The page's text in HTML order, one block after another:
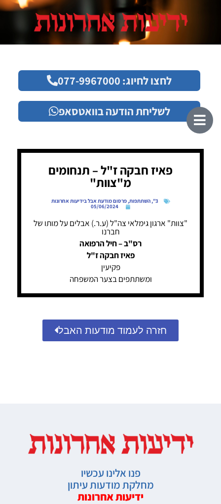
לחצו לחיוג: 077-9967000
לשליחת הודעה בוואטסאפ
פאיז חבקה ז"ל – תנחומים
מ"צוות"
3"
,השתתפות,פרסום מודעת אבל בידיעות אחרונות
05/06/2024
"צוות" ארגון גימלאי צה"ל (ע.ר.) אבלים על מותו של
חברנו
רס"ב – חיל הרפואה
פאיז חבקה ז"ל
פקיעין
ומשתתפים בצער המשפחה
חזרה לעמוד מודעות האבל
פנו אלינו עכשיו
מחלקת מודעות עיתון
ידיעות אחרונות